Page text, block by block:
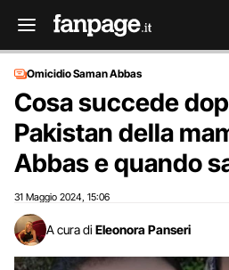
Omicidio Saman Abbas
Cosa succede
Pakistan della
Abbas e quando
31 Maggio 2024 15:06
A cura di Eleonora Panseri